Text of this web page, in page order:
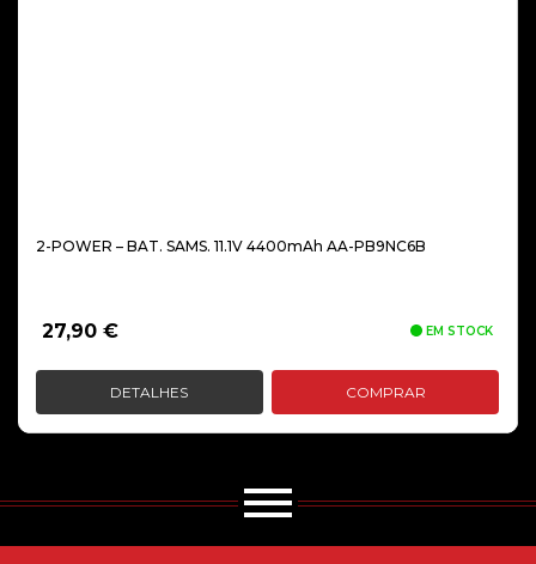
2-POWER – BAT. SAMS. 11.1V 4400mAh AA-PB9NC6B
27,90 € EM STOCK
DETALHES COMPRAR